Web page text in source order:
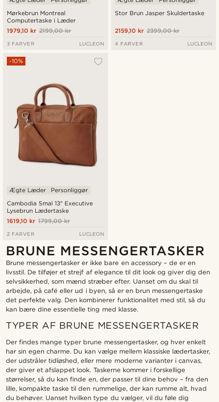
Mørkebrun Montreal
Computertaske i Læder
2199,00 kr
1979,10 kr
3 FARVER LUCLEON
Stor Brun Jasper Skuldertaske
2399,00 kr
2159,10 kr
4 FARVER LUCLEON
Cambodia Smal 13" Executive
Lysebrun Lædertaske
-10%
Ægte Læder Personliggør
1799,00 kr
1619,10 kr
2 FARVER LUCLEON
BRUNE MESSENGERTASKER
Brune messengertasker er ikke bare en accessory – de er en
livsstil. De tilføjer et strejf af elegance til dit look og giver dig den
selvsikkerhed, som mænd stræber efter. Uanset om du skal til
arbejde, på café eller ud i byen, så er en brun messengertaske
det perfekte valg. Den kombinerer funktionalitet med stil, så du
kan bære dine essentielle ting med klasse.
TYPER AF BRUNE MESSENGERTASKER
Der findes mange typer brune messengertasker, og hver enkelt
har sin egen charme. Du kan vælge mellem klassiske lædertasker,
der udstråler tidløshed, eller mere moderne varianter i canvas,
der giver et afslappet look. Taskerne kommer i forskellige
størrelser, så du kan finde en, der passer til dine behov – fra den
lille, kompakte taske til den rummelige, der kan rumme alt, hvad
du behøver. Uanset hvilken type du vælger, vil du føle dig